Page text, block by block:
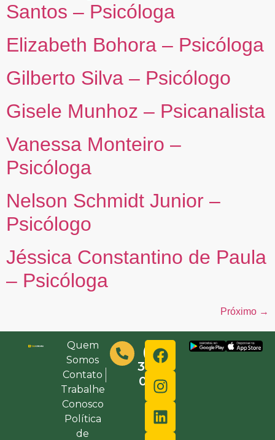
Santos – Psicóloga
Elizabeth Bohora – Psicóloga
Gilberto Silva – Psicólogo
Gisele Munhoz – Psicanalista
Vanessa Monteiro –
Psicóloga
Nelson Schmidt Junior –
Psicólogo
Jéssica Constantino de Paula
– Psicóloga
Próximo →
Quem
Somos
Contato
Trabalhe
Conosco
Política
de
(48)
3632-
0000